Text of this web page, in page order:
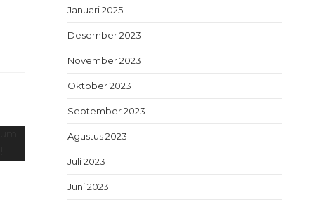
Januari 2025
Desember 2023
November 2023
Oktober 2023
September 2023
Agustus 2023
Juli 2023
Juni 2023